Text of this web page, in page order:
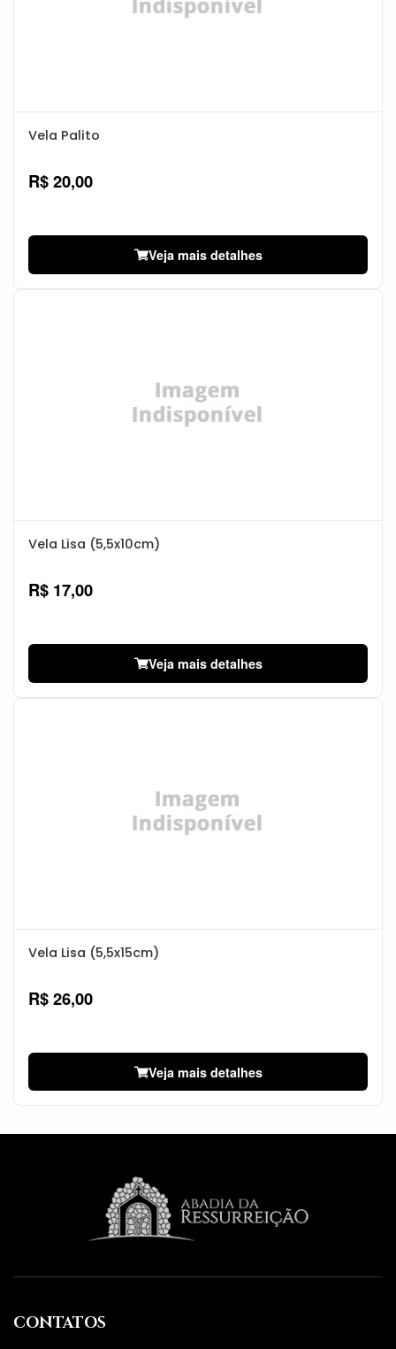
Vela Palito
R$ 20,00
Veja mais detalhes
Vela Lisa (5,5x10cm)
R$ 17,00
Veja mais detalhes
Vela Lisa (5,5x15cm)
R$ 26,00
Veja mais detalhes
CONTATOS